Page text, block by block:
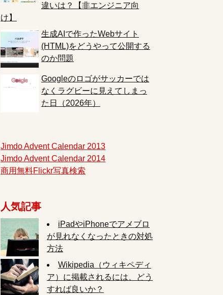
違いは？【非エンジニア向
け】
生成AIで作ったWebサイト
(HTML)をどうやって公開する
のか問題
Googleのロゴがサッカーでは
なくラグビーに見えてしまっ
た日（2026年）
Jimdo Advent Calendar 2013
Jimdo Advent Calendar 2014
商用無料Flickr写真検索
人気記事
iPadやiPhoneでアメブロ
が見れなくなったときの対処
方法
Wikipedia（ウィキペディ
ア）に掲載されるには、どう
すれば良いか？